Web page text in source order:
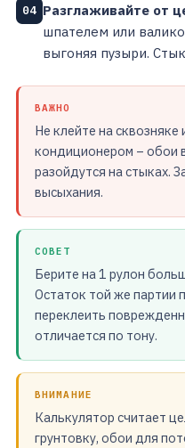
04 Разглаживайте от
шпателем или
выгоняя пузыри.
ВАЖНО
Не клейте на
кондиционером – обои
разойдутся на стыках.
высыхания.
СОВЕТ
Берите на 1 рулон
Остаток той же партии
переклеить
отличается по тону.
ВНИМАНИЕ
Калькулятор считает
грунтовку, обои для